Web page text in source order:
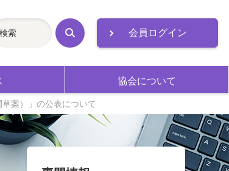
会員ログイン
協会について
検
索
案）」の公表について